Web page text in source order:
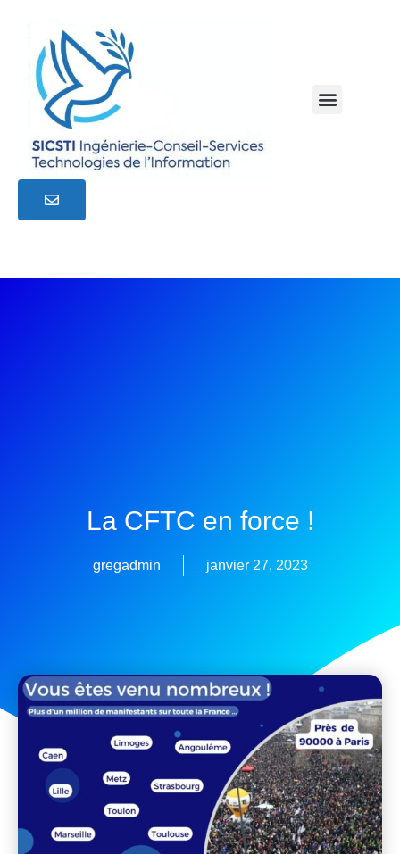
La CFTC en force !
gregadmin janvier 27, 2023